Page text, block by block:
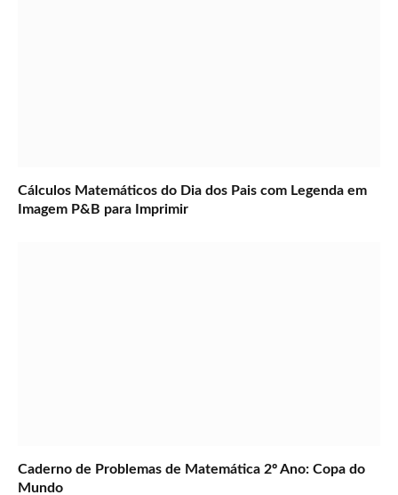
Cálculos Matemáticos do Dia dos Pais com Legenda em
Imagem P&B para Imprimir
Caderno de Problemas de Matemática 2º Ano: Copa do
Mundo